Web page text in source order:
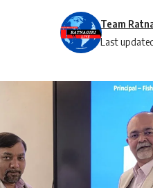
Last
Team